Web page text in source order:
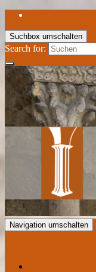
Suchbox umschalten
Search for:
Navigation umschalten